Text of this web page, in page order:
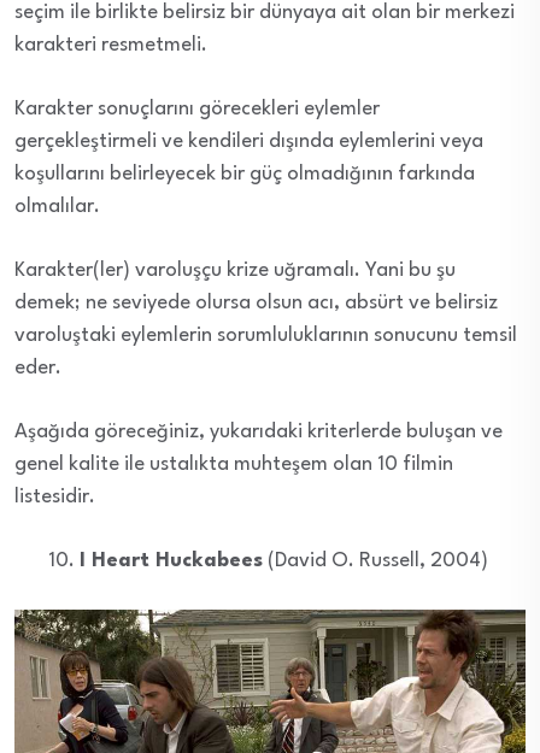
seçim ile birlikte belirsiz bir dünyaya ait olan bir merkezi
karakteri resmetmeli.
Karakter sonuçlarını görecekleri eylemler
gerçekleştirmeli ve kendileri dışında eylemlerini veya
koşullarını belirleyecek bir güç olmadığının farkında
olmalılar.
Karakter(ler) varoluşçu krize uğramalı. Yani bu şu
demek; ne seviyede olursa olsun acı, absürt ve belirsiz
varoluştaki eylemlerin sorumluluklarının sonucunu temsil
eder.
Aşağıda göreceğiniz, yukarıdaki kriterlerde buluşan ve
genel kalite ile ustalıkta muhteşem olan 10 filmin
listesidir.
I Heart Huckabees (David O. Russell, 2004)